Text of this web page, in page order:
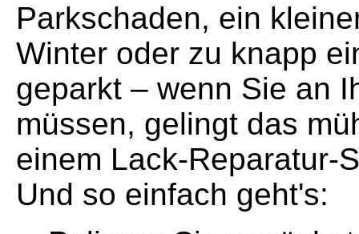
Parkschaden, ein
Winter oder zu knapp
geparkt – wenn Sie an
müssen, gelingt das
einem Lack-Reparatur-
Und so einfach geht's: